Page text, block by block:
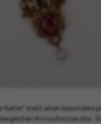
Kette“ stellt einen besonders
Kronschatzes dar.